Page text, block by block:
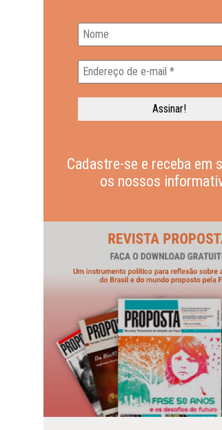
Cadastre-se e receba em
os nossos